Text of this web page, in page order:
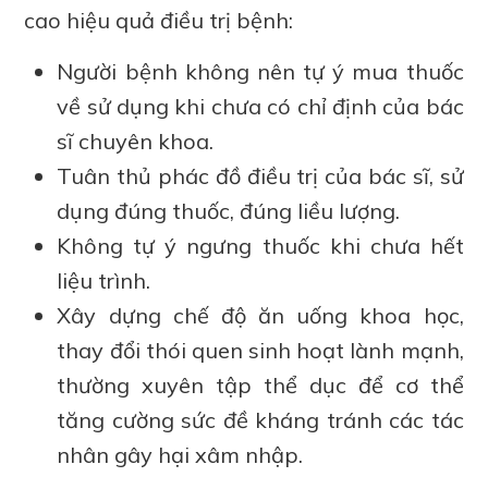
cao hiệu quả điều trị bệnh:
Người bệnh không nên tự ý mua thuốc
về sử dụng khi chưa có chỉ định của bác
sĩ chuyên khoa.
Tuân thủ phác đồ điều trị của bác sĩ, sử
dụng đúng thuốc, đúng liều lượng.
Không tự ý ngưng thuốc khi chưa hết
liệu trình.
Xây dựng chế độ ăn uống khoa học,
thay đổi thói quen sinh hoạt lành mạnh,
thường xuyên tập thể dục để cơ thể
tăng cường sức đề kháng tránh các tác
nhân gây hại xâm nhập.